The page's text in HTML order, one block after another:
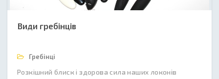
Види гребінців
Гребінці
Розкішний блиск і здорова сила наших локонів